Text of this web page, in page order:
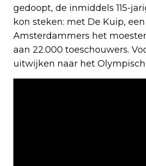
gedoopt, de inmiddels 115-
kon steken: met De Kuip,
Amsterdammers het
aan 22.000 toeschouwers.
uitwijken naar het Olympisch